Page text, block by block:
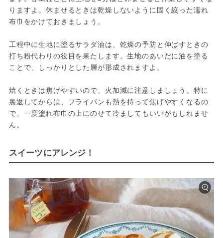
りますよ。休ませるときは乾燥しないように固く絞った濡れ
布巾をかけておきましょう。
工程中に生地に塗るサラダ油は、乾燥の予防と伸ばすときの
打ち粉代わりの役目を果たします。生地のあいだに油を塗る
ことで、しっかりとした層が形成されますよ。
焼くときは焦げやすいので、火加減に注意しましょう。特に
裏返してからは、フライパンも熱を持って焦げやすくなるの
で、一度塗れ布巾の上にのせて冷ましてもいいかもしれませ
ん。
スイーツにアレンジ！